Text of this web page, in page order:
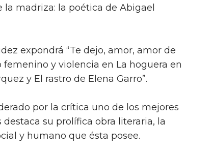
la madriza: la poética de Abigael
expondrá “Te dejo, amor, amor de
y violencia en La hoguera en
y El rastro de Elena Garro”.
por la crítica uno de los mejores
su prolífica obra literaria, la
y humano que ésta posee.